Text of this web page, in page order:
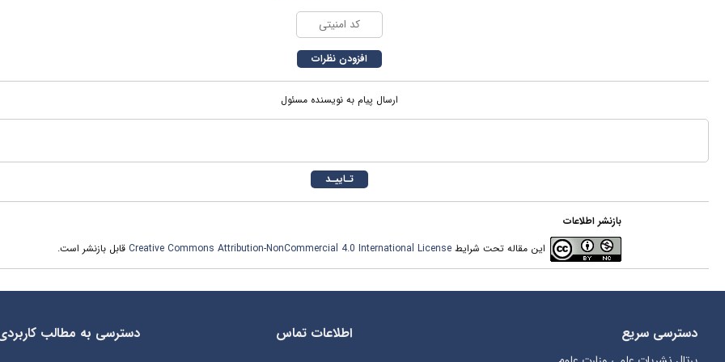
ارسال پیام به نویسنده مسئول
بازنشر اطلاعات
این مقاله تحت شرایط Creative Commons Attribution-NonCommercial 4.0 International Licenseقابل بازنشر است.
دسترسی سریع اطلاعات تماس دسترسی به مطالب